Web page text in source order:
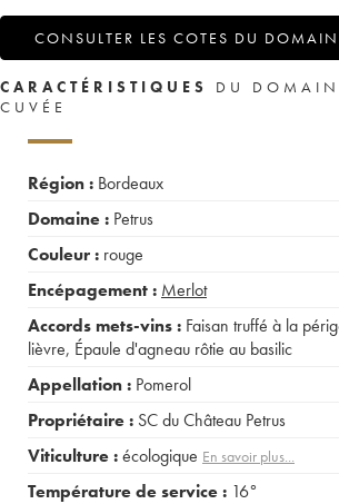
CONSULTER LES COTES DU
CARACTÉRISTIQUES
DU
CUVÉE
Région : Bordeaux
Domaine : Petrus
Couleur : rouge
Encépagement : Merlot
Accords mets-vins : Faisan truffé à la
lièvre, Épaule d'agneau rôtie au basilic
Appellation : Pomerol
Propriétaire : SC du Château Petrus
Viticulture :écologique En savoir plus...
Température de service : 16°